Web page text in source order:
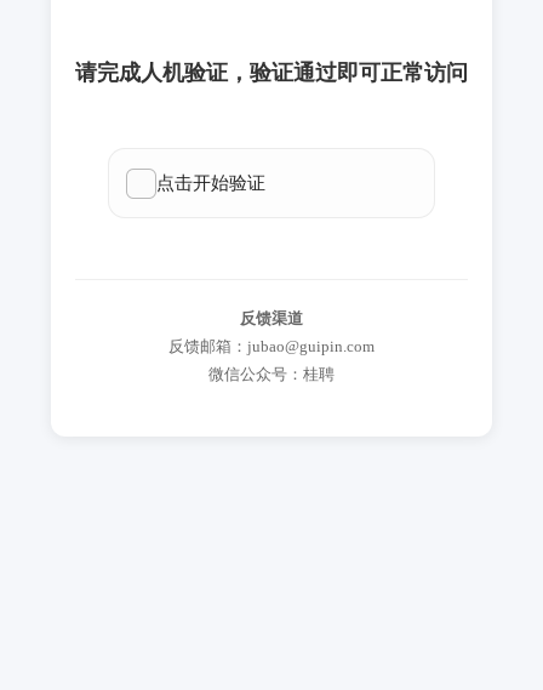
请完成人机验证，验证通过即可正常访问
反馈渠道
反馈邮箱：jubao@guipin.com
微信公众号：桂聘